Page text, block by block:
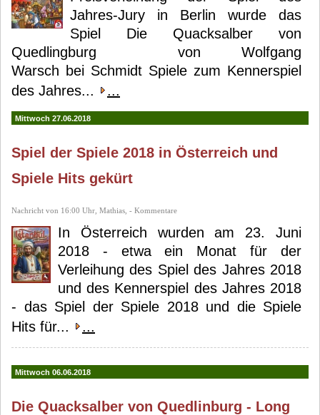
Jahres-Jury in Berlin wurde das
Spiel Die Quacksalber von
Quedlingburg von Wolfgang
Warsch bei Schmidt Spiele zum Kennerspiel
des Jahres...
...
Mittwoch 27.06.2018
Spiel der Spiele 2018 in Österreich und
Spiele Hits gekürt
Nachricht von 16:00 Uhr, Mathias, - Kommentare
In Österreich wurden am 23. Juni
2018 - etwa ein Monat für der
Verleihung des Spiel des Jahres 2018
und des Kennerspiel des Jahres 2018
- das Spiel der Spiele 2018 und die Spiele
Hits für...
...
Mittwoch 06.06.2018
Die Quacksalber von Quedlinburg - Long